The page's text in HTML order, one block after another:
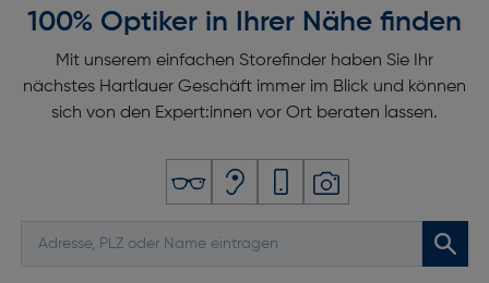
100% Optiker in Ihrer Nähe finden
Mit unserem einfachen Storefinder haben Sie Ihr
nächstes Hartlauer Geschäft immer im Blick und können
sich von den Expert:innen vor Ort beraten lassen.